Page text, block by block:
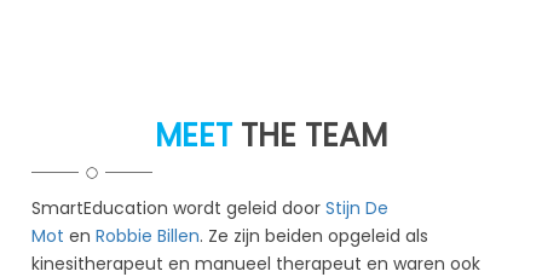
MEET THE TEAM
SmartEducation wordt geleid doorStijn De
Mot enRobbie Billen. Ze zijn beiden opgeleid als
kinesitherapeut en manueel therapeut en waren ook